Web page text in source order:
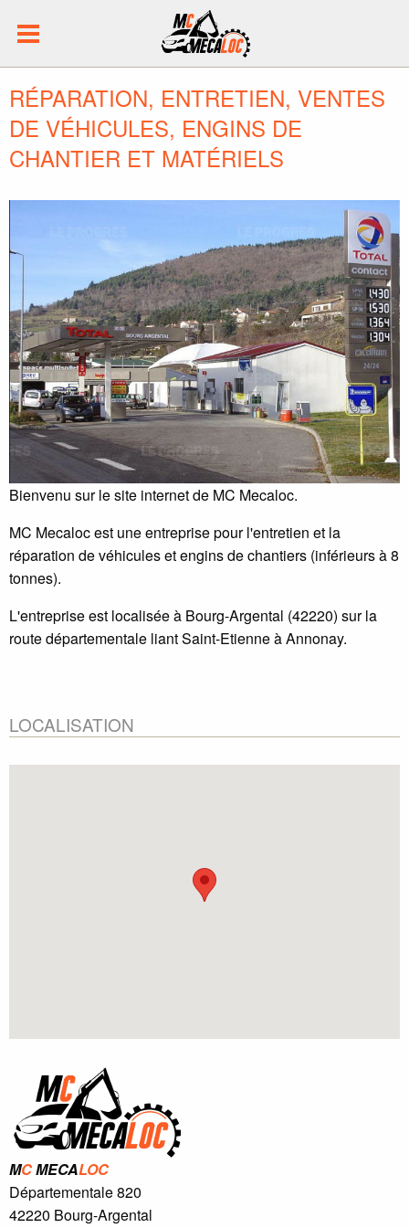
RÉPARATION, ENTRETIEN, VENTES
DE VÉHICULES, ENGINS DE
CHANTIER ET MATÉRIELS
Bienvenu sur le site internet de MC Mecaloc.
MC Mecaloc est une entreprise pour l'entretien et la
réparation de véhicules et engins de chantiers (inférieurs à 8
tonnes).
L'entreprise est localisée à Bourg-Argental (42220) sur la
route départementale liant Saint-Etienne à Annonay.
LOCALISATION
MCMECALOC
Départementale 820
42220 Bourg-Argental